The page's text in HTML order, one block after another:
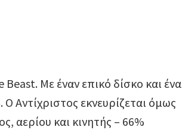
Με έναν επικό δίσκο και ένα
Αντίχριστος εκνευρίζεται όμως
αερίου και κινητής – 66%